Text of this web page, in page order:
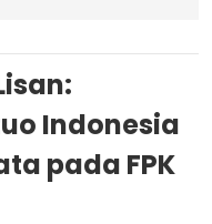
Indonesia
pada FPK